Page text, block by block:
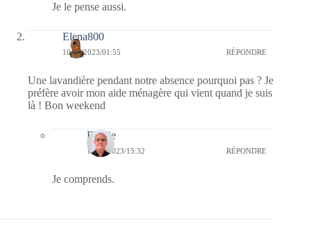
Je le pense aussi.
Elena800
10/03/2023/01:55 RÉPONDRE
Une lavandière pendant notre absence pourquoi pas ? Je
préfère avoir mon aide ménagère qui vient quand je suis
là ! Bon weekend
Bernie
12/03/2023/15:32 RÉPONDRE
Je comprends.